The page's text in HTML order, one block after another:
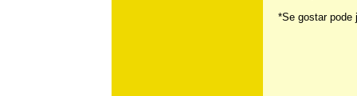
*Se gostar pode